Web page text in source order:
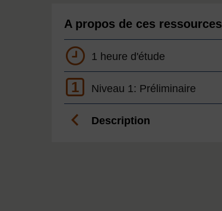
A propos de ces ressources
1 heure d'étude
1 Niveau 1: Préliminaire
Description